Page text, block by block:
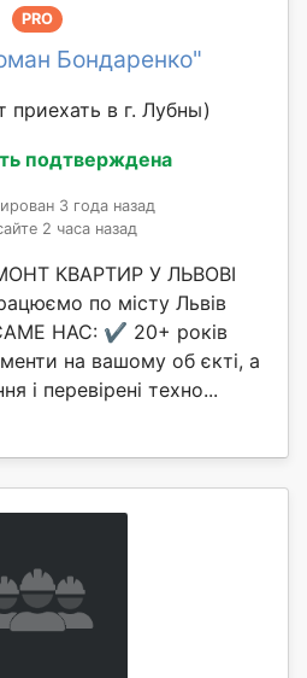
PRO
Бондаренко"
в г. Лубны)
подтверждена
3 года назад
2 часа назад
КВАРТИР У ЛЬВОВІ
по місту Львів
НАС: ✔️ 20+ років
на вашому об єкті, а
і перевірені техно...